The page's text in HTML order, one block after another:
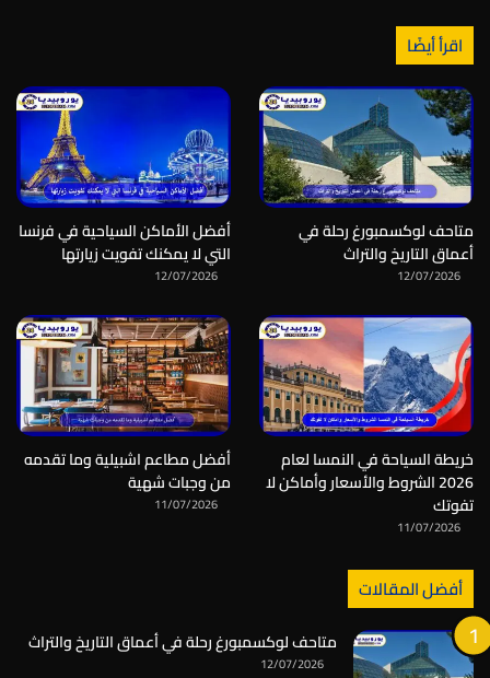
اقرأ أيضًا
متاحف لوكسمبورغ رحلة في
أعماق التاريخ والتراث
12/07/2026
أفضل الأماكن السياحية في فرنسا
التي لا يمكنك تفويت زيارتها
12/07/2026
خريطة السياحة في النمسا لعام
2026 الشروط والأسعار وأماكن لا
تفوتك
11/07/2026
أفضل مطاعم اشبيلية وما تقدمه
من وجبات شهية
11/07/2026
أفضل المقالات
متاحف لوكسمبورغ رحلة في أعماق التاريخ والتراث
12/07/2026